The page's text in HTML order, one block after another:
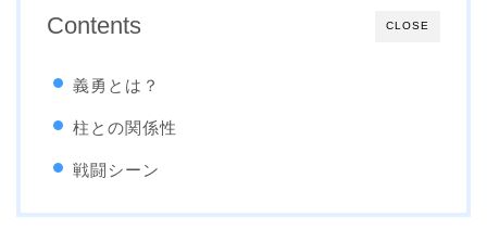
CLOSE
Contents
義勇とは？
柱との関係性
戦闘シーン